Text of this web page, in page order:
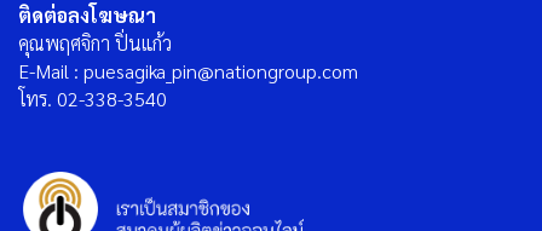
ติดต่อลงโฆษณา
คุณพฤศจิกา ปิ่นแก้ว
E-Mail : puesagika_pin@nationgroup.com
โทร. 02-338-3540